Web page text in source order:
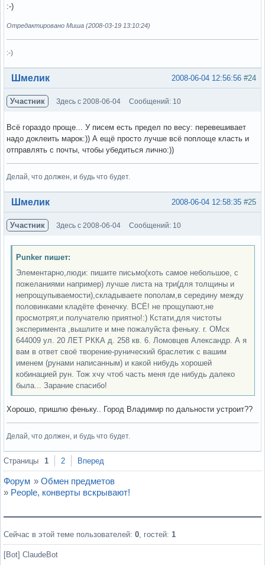
:-)
Отредактировано Миша (2008-03-19 13:10:24)
:-)
Вне форума #24
2008-06-04 12:56:56
Шмелик
Участник Здесь с 2008-06-04 Сообщений: 10
Всё гораздо проще... У писем есть предел по весу: перевешивает
надо доклеить марок:)) А ещё просто лучше всё поплоще класть и
отправлять с почты, чтобы убедиться лично:))
Делай, что должен, и будь что будет.
Вне форума #25
2008-06-04 12:58:35
Шмелик
Участник Здесь с 2008-06-04 Сообщений: 10
Punker пишет:
Элементарно,люди: пишите письмо(хоть самое небольшое, с
пожеланиями например) лучше листа на три(для толщины и
непрощупываемости),складываете пополам,в середину между
половинками кладёте фенечку. ВСЁ! не прощупают,не
просмотрят,и получателю приятно!:) Кстати,для чистоты
эксперимента ,вышлите и мне пожалуйста феньку. г. ОМск
644009 ул. 20 ЛЕТ РККА д. 258 кв. 6. Ломовцев Александр. А я
вам в ответ своё творение-рунический браслетик с вашим
именем (рунами написанным) и какой нибудь хорошей
кобинацией рун. Тож хчу чтоб часть меня где нибудь далеко
была... Зарание спасибо!
Хорошо, пришлю феньку.. Город Владимир по дальности устроит??
Делай, что должен, и будь что будет.
Вне форума
Страницы 1 2 Вперед
Форум » Обмен предметов
» People, конверты вскрывают!
Сейчас в этой теме пользователей: 0, гостей: 1
[Bot] ClaudeBot